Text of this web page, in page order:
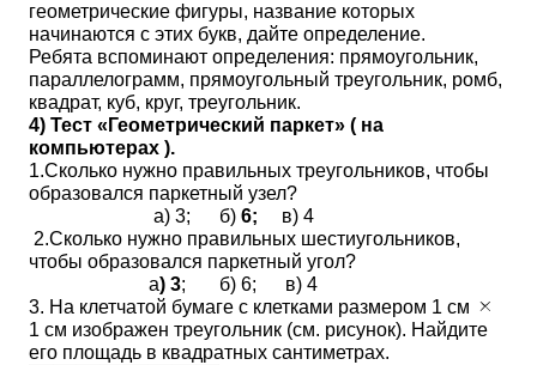
геометрические фигуры, название которых
начинаются с этих букв, дайте определение.
Ребята вспоминают определения: прямоугольник,
параллелограмм, прямоугольный треугольник, ромб,
квадрат, куб, круг, треугольник.
4) Тест «Геометрический паркет» ( на
компьютерах ).
1.Сколько нужно правильных треугольников, чтобы
образовался паркетный узел?
а) 3; б) 6; в) 4
2.Сколько нужно правильных шестиугольников,
чтобы образовался паркетный угол?
а) 3; б) 6; в) 4
3. На клетчатой бумаге с клетками размером 1 см
1 см изображен треугольник (см. рисунок). Найдите
его площадь в квадратных сантиметрах.